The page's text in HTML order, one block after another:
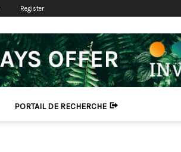
Register
PORTAIL DE RECHERCHE